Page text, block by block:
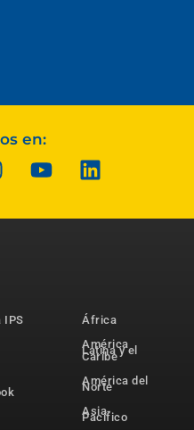
en:
IPS
África
América
Latina y el
Caribe
América del
Norte
Asia-
Pacífico